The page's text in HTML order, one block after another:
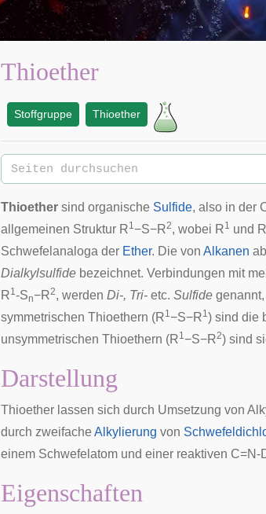
Thioether
Stoffgruppe Thioether
Thioether sind organische Sulfide, also in der
allgemeinen Struktur R1−S−R2, wobei R1 und R
Schwefelanaloga der Ether. Die von Alkanen
Dialkylsulfide bezeichnet. Verbindungen mit
R1-Sn−R2, werden Di-, Tri- etc. Sulfide genannt,
symmetrischen Thioethern (R1−S−R1) sind die
unsymmetrischen Thioethern (R1−S−R2) sind
Darstellung
Thioether lassen sich durch Umsetzung von
durch zweifache Alkylierung von
einem Schwefelatom und einer reaktiven
Eigenschaften